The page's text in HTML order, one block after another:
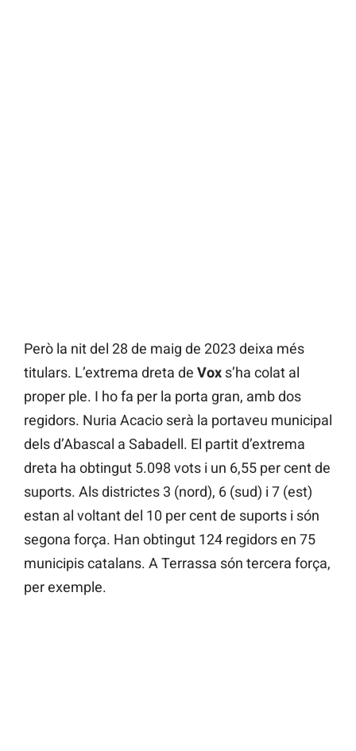
Però la nit del 28 de maig de 2023 deixa més
titulars. L’extrema dreta de Vox s’ha colat al
proper ple. I ho fa per la porta gran, amb dos
regidors. Nuria Acacio serà la portaveu municipal
dels d’Abascal a Sabadell. El partit d’extrema
dreta ha obtingut 5.098 vots i un 6,55 per cent de
suports. Als districtes 3 (nord), 6 (sud) i 7 (est)
estan al voltant del 10 per cent de suports i són
segona força. Han obtingut 124 regidors en 75
municipis catalans. A Terrassa són tercera força,
per exemple.